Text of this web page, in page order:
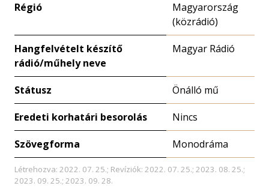
Régió
Magyarország
(közrádió)
Hangfelvételt készítő
rádió/műhely neve
Magyar Rádió
Státusz Önálló mű
Eredeti korhatári besorolás Nincs
Szövegforma Monodráma
Létrehozva: 2022. 07. 25.; Revíziók: 2022. 07. 25.; 2023. 08. 25.;
2023. 09. 25.; 2023. 09. 28.